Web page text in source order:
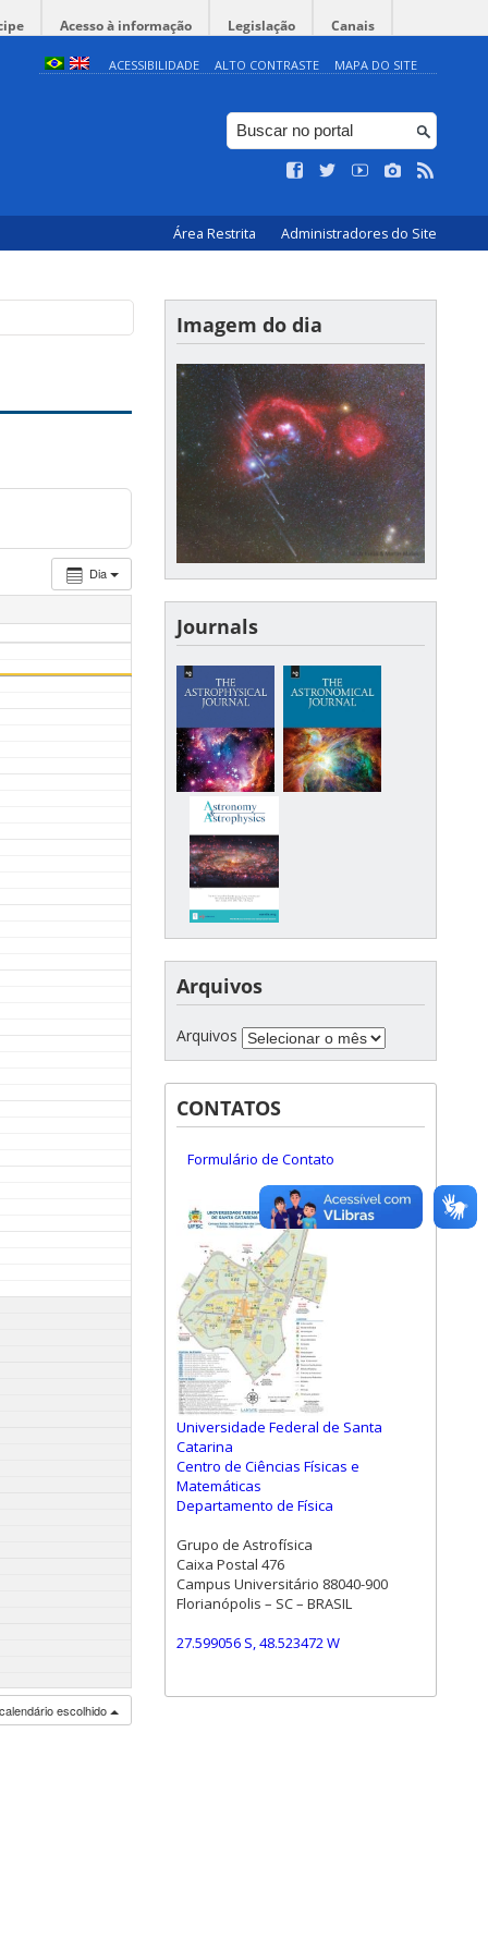
Acesso à informação Legislação Canais
ACESSIBILIDADE ALTO CONTRASTE MAPA DO SITE
Área Restrita Administradores do Site
Dia
escolhido
Imagem do dia
Journals
Arquivos
Arquivos
CONTATOS
Formulário de Contato
Universidade Federal de Santa
Catarina
Centro de Ciências Físicas e
Matemáticas
Departamento de Física
Grupo de Astrofísica
Caixa Postal 476
Campus Universitário 88040-900
Florianópolis – SC – BRASIL
27.599056 S, 48.523472 W